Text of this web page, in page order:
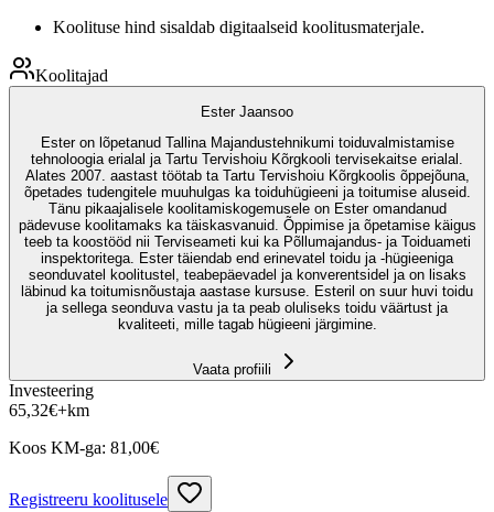
Koolituse hind sisaldab digitaalseid koolitusmaterjale.
Koolitajad
Ester Jaansoo
Ester on lõpetanud Tallina Majandustehnikumi toiduvalmistamise
tehnoloogia erialal ja Tartu Tervishoiu Kõrgkooli tervisekaitse erialal.
Alates 2007. aastast töötab ta Tartu Tervishoiu Kõrgkoolis õppejõuna,
õpetades tudengitele muuhulgas ka toiduhügieeni ja toitumise aluseid.
Tänu pikaajalisele koolitamiskogemusele on Ester omandanud
pädevuse koolitamaks ka täiskasvanuid. Õppimise ja õpetamise käigus
teeb ta koostööd nii Terviseameti kui ka Põllumajandus- ja Toiduameti
inspektoritega. Ester täiendab end erinevatel toidu ja -hügieeniga
seonduvatel koolitustel, teabepäevadel ja konverentsidel ja on lisaks
läbinud ka toitumisnõustaja aastase kursuse. Esteril on suur huvi toidu
ja sellega seonduva vastu ja ta peab oluliseks toidu väärtust ja
kvaliteeti, mille tagab hügieeni järgimine.
Vaata profiili
Investeering
65,32€+km
Koos KM-ga: 81,00€
Registreeru koolitusele